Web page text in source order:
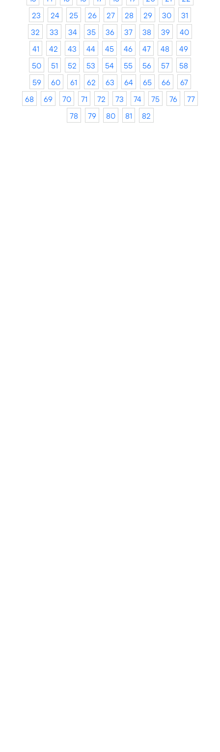
23
24 25 26 27 28 29 30
31
32
33 34 35 36 37 38 39
40
41
42 43 44 45 46 47 48
49
50
51 52 53 54 55 56 57
58
59
60 61 62 63 64 65 66
67
68
69 70 71 72 73 74 75 76
77
78
79 80 81 82